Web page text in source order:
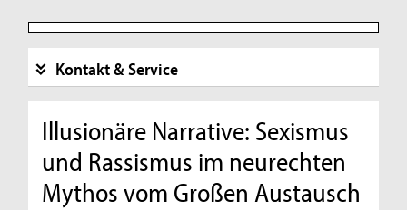
Kontakt & Service
Illusionäre Narrative: Sexismus
und Rassismus im neurechten
Mythos vom Großen Austausch